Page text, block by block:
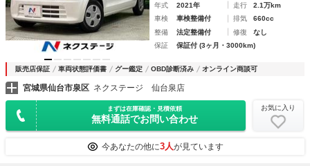
年式 2021年 走行
2.1万km
車検
車検整備付 排気
660cc
整備
法定整備付 修復
なし
保証
保証付 (3ヶ月・3000km)
販売店保証 車両状態評価書 グー鑑定 OBD診断済み オンライン商談可
宮城県仙台市泉区 ネクステージ 仙台泉店
まずは在庫確認・見積依頼
無料通話でお問い合わせ
お気に入り
今あなたの他に3人が見ています